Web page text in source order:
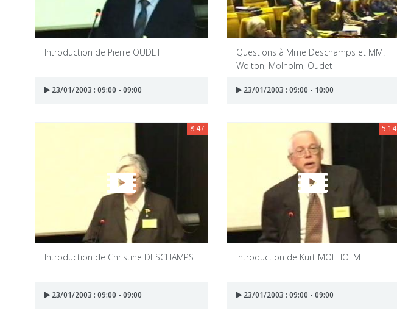
Introduction de Pierre OUDET
23/01/2003 : 09:00 - 09:00
Questions à Mme Deschamps et MM.
Wolton, Molholm, Oudet
23/01/2003 : 09:00 - 10:00
8:47
Introduction de Christine DESCHAMPS
23/01/2003 : 09:00 - 09:00
5:14
Introduction de Kurt MOLHOLM
23/01/2003 : 09:00 - 09:00